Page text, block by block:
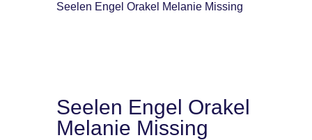
Seelen Engel Orakel Melanie Missing
Seelen Engel Orakel
Melanie Missing